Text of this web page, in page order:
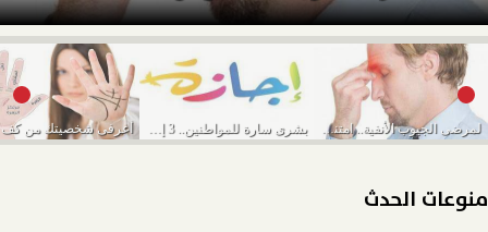
لمرضى الجيوب الأنفية.. امتنع عن هذه الاطعمة
منوعات الحدث